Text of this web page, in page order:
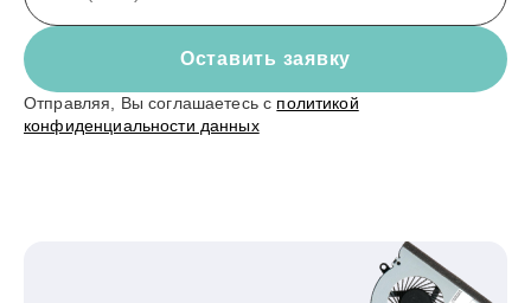
Оставить заявку
Отправляя, Вы соглашаетесь с политикой
конфиденциальности данных